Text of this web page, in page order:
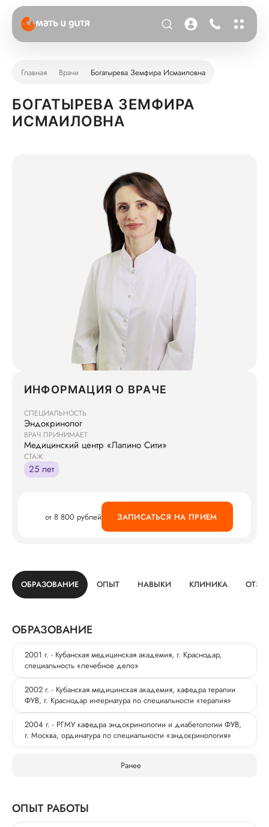
Главная Врачи Богатырева Земфира Исмаиловна
БОГАТЫРЕВА ЗЕМФИРА
ИСМАИЛОВНА
ИНФОРМАЦИЯ О ВРАЧЕ
СПЕЦИАЛЬНОСТЬ
Эндокринолог
ВРАЧ ПРИНИМАЕТ
Медицинский центр «Лапино Сити»
СТАЖ
25 лет
от 8 800 рублей ЗАПИСАТЬСЯ НА ПРИЕМ
ОБРАЗОВАНИЕ ОПЫТ НАВЫКИ КЛИНИКА
ОБРАЗОВАНИЕ
2001 г. - Кубанская медицинская академия, г. Краснодар,
специальность «лечебное дело»
2002 г. - Кубанская медицинская академия, кафедра терапии
ФУВ, г. Краснодар интернатура по специальности «терапия»
2004 г. - РГМУ кафедра эндокринологии и диабетологии ФУВ,
г. Москва, ординатура по специальности «эндокринология»
Ранее
ОПЫТ РАБОТЫ